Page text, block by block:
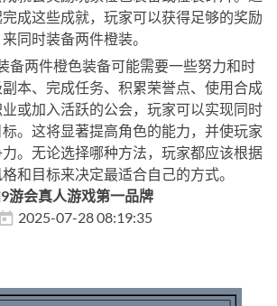
成这些成就，玩家可以获得足够的奖励
来同时装备两件橙装。
备两件橙色装备可能需要一些努力和时
本、完成任务、积累荣誉点、使用合成
或加入活跃的公会，玩家可以实现同时
。这将显著提高角色的能力，并使玩家
。无论选择哪种方法，玩家都应该根据
和目标来决定最适合自己的方式。
游会真人游戏第一品牌
2025-07-28 08:19:35